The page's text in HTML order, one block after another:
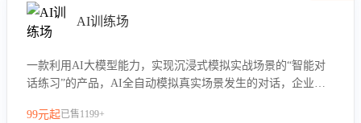
AI训练场
一款利用AI大模型能力，实现沉浸式模拟实战场景的“智能对
话练习”的产品，AI全自动模拟真实场景发生的对话，企业可
力。
99元起已售1199+